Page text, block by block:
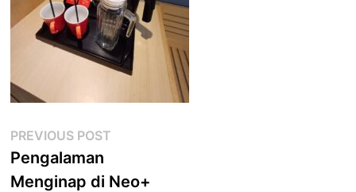
Post
navigation
PREVIOUS POST
Pengalaman
Menginap di Neo+